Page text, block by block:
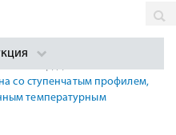
Ступенчатые
со ступенчатым профилем,
температурным